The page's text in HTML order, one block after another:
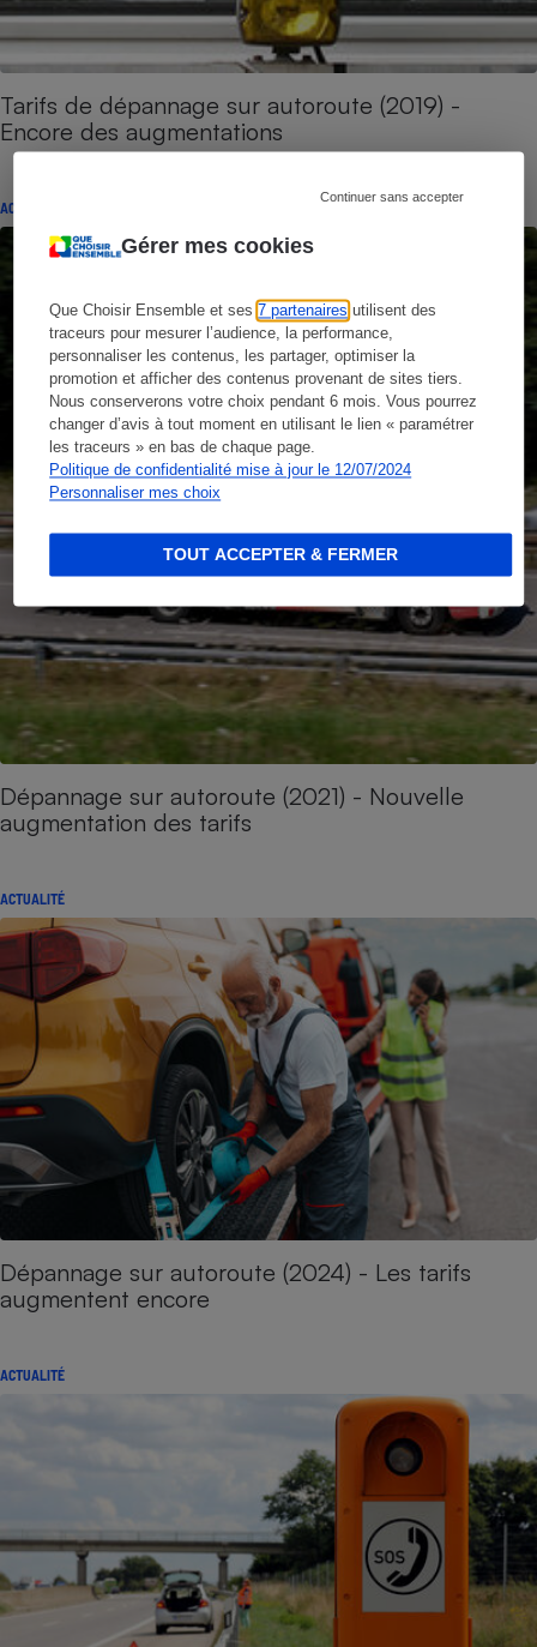
Gérer mes cookies
Que Choisir Ensemble et ses7 partenaires utilisent des
traceurs pour mesurer l’audience, la performance,
personnaliser les contenus, les partager, optimiser la
promotion et afficher des contenus provenant de sites tiers.
Nous conserverons votre choix pendant 6 mois. Vous pourrez
changer d’avis à tout moment en utilisant le lien « paramétrer
les traceurs » en bas de chaque page.
Politique de confidentialité mise à jour le 12/07/2024
Personnaliser mes choix
Continuer sans accepter
TOUT ACCEPTER & FERMER
Tarifs de dépannage sur autoroute (2019) -
Encore des augmentations
ACTUALITÉ
Dépannage sur autoroute (2021) - Nouvelle
augmentation des tarifs
ACTUALITÉ
Dépannage sur autoroute (2024) - Les tarifs
augmentent encore
ACTUALITÉ